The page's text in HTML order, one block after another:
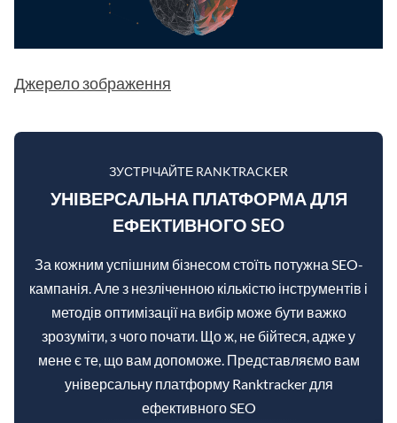
Джерело зображення
ЗУСТРІЧАЙТЕ RANKTRACKER
УНІВЕРСАЛЬНА ПЛАТФОРМА ДЛЯ
ЕФЕКТИВНОГО SEO
За кожним успішним бізнесом стоїть потужна SEO-
кампанія. Але з незліченною кількістю інструментів і
методів оптимізації на вибір може бути важко
зрозуміти, з чого почати. Що ж, не бійтеся, адже у
мене є те, що вам допоможе. Представляємо вам
універсальну платформу Ranktracker для
ефективного SEO